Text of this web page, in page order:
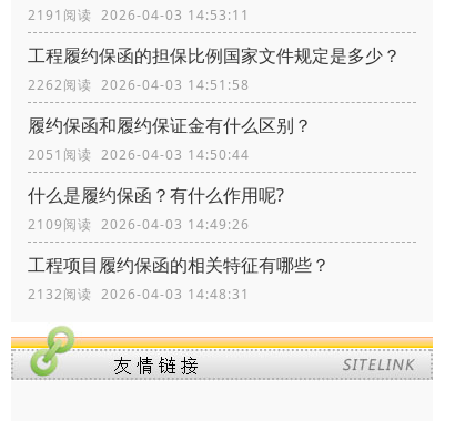
2191阅读 2026-04-03 14:53:11
工程履约保函的担保比例国家文件规定是多少？
2262阅读 2026-04-03 14:51:58
履约保函和履约保证金有什么区别？
2051阅读 2026-04-03 14:50:44
什么是履约保函？有什么作用呢?
2109阅读 2026-04-03 14:49:26
工程项目履约保函的相关特征有哪些？
2132阅读 2026-04-03 14:48:31